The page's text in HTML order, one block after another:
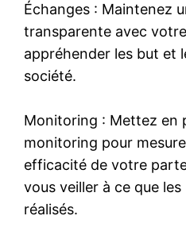
Échanges : Maintenez
transparente avec
appréhender les but et
société.
Monitoring : Mettez en
monitoring pour
efficacité de votre
vous veiller à ce que
réalisés.